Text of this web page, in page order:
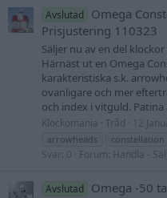
Avslutad
Omega
Prisjustering 110323
Säljer nu av en del
Härnäst ut en Omega
karakteristiska s.k.
ovanligare och mer
och index i vitguld. Patina
Klockomania Tråd 12
arrowheads
constellation
Svar: 0 Forum: Handla -
Avslutad Omega -50